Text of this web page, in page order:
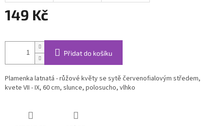
149 Kč
cena:
Přidat do košíku
Plamenka latnatá - růžové květy se sytě červenofialovým středem,
kvete VII - IX, 60 cm, slunce, polosucho, vlhko